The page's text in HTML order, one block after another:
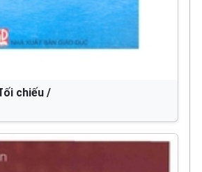
chiếu /